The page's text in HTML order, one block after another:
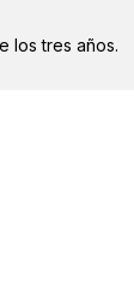
los tres años.